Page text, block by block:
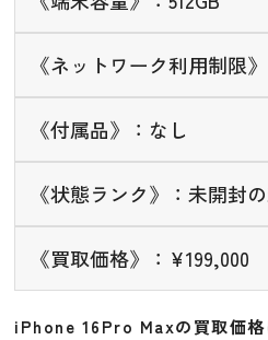
《ネットワーク利用制限
《付属品》：なし
《状態ランク》：未開封
《買取価格》：¥199,000
iPhone 16Pro Maxの買取価